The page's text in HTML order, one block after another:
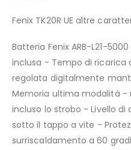
Fenix TK20R UE altre
Batteria Fenix ARB-L21-
inclusa - Tempo di ricarica
regolata digitalmente
Memoria ultima modalità -
incluso lo strobo - Livello di
sotto il tappo a vite -
surriscaldamento a 60